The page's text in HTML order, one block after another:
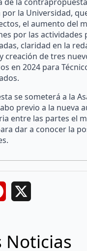
por la Universidad,
el aumento del
por las actividades
claridad en la
creación de tres
en 2024 para
se someterá a la
previo a la nueva
entre las partes el
dar a conocer la
Facebook
Noticias